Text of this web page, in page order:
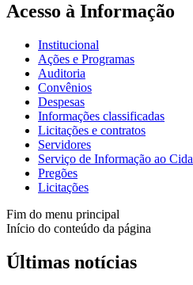
Acesso à Informação
Institucional
Ações e Programas
Auditoria
Convênios
Despesas
Informações classificadas
Licitações e contratos
Servidores
Serviço de Informação ao
Pregões
Licitações
Fim do menu principal
Início do conteúdo da página
Últimas notícias